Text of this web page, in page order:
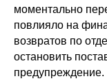
моментально
повлияло на
возвратов по
остановить
предупреждение.